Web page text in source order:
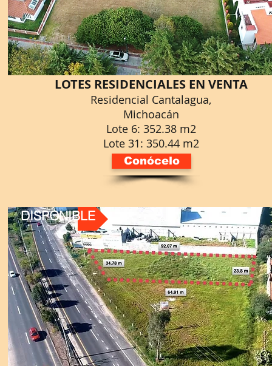
LOTES RESIDENCIALES EN VENTA
Residencial Cantalagua,
Michoacán
Lote 6: 352.38 m2
Lote 31: 350.44 m2
Conócelo
DISPONIBLE